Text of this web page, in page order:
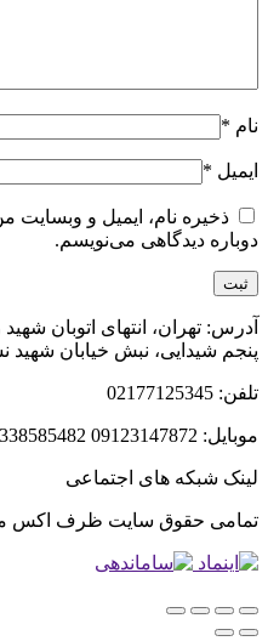
نام *
ایمیل *
ذخیره نام، ایمیل و وبسایت
دوباره دیدگاهی می‌نویسم.
آدرس: تهران، انتهای اتوبان شهید
پنجم شیدایی، نبش خیابان شهید
تلفن: 02177125345
موبایل: 09123147872 09338585482 09338585481
لینک شبکه های اجتماعی
تمامی حقوق سایت ظرف اکس